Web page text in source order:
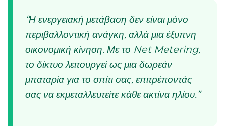
“Η ενεργειακή μετάβαση δεν είναι μόνο
περιβαλλοντική ανάγκη, αλλά μια έξυπνη
οικονομική κίνηση. Με το Net Metering,
το δίκτυο λειτουργεί ως μια δωρεάν
μπαταρία για το σπίτι σας, επιτρέποντάς
σας να εκμεταλλευτείτε κάθε ακτίνα ηλίου.”